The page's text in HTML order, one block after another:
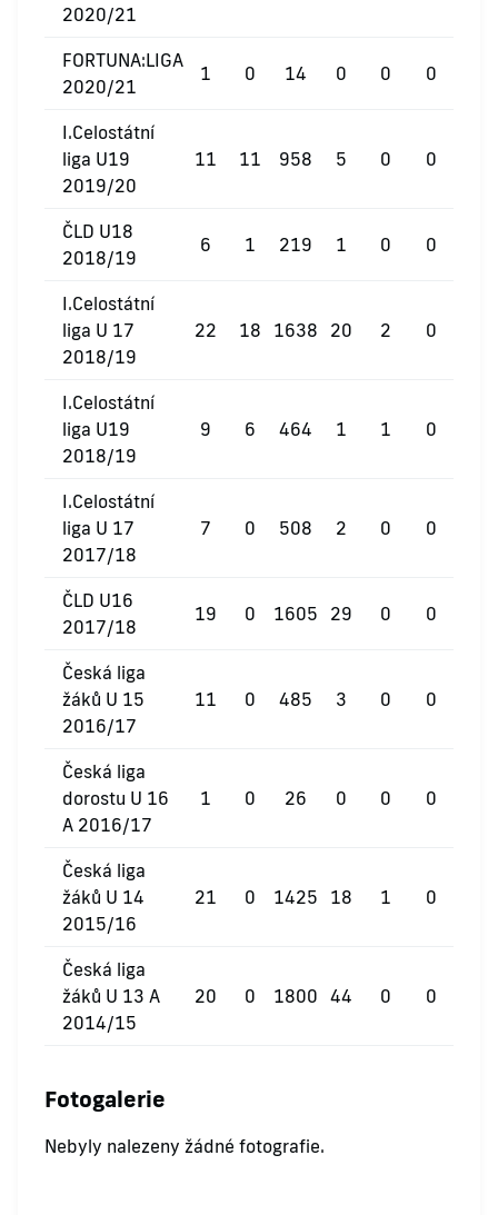
2020/21
FORTUNA:LIGA
2020/21
1 0 14 0 0 0
I.Celostátní
liga U19
2019/20
11 11 958 5 0 0
ČLD U18
2018/19
6 1 219 1 0 0
I.Celostátní
liga U 17
2018/19
22 18 1638 20 2 0
I.Celostátní
liga U19
2018/19
9 6 464 1 1 0
I.Celostátní
liga U 17
2017/18
7 0 508 2 0 0
ČLD U16
2017/18
19 0 1605 29 0 0
Česká liga
žáků U 15
2016/17
11 0 485 3 0 0
Česká liga
dorostu U 16
A 2016/17
1 0 26 0 0 0
Česká liga
žáků U 14
2015/16
21 0 1425 18 1 0
Česká liga
žáků U 13 A
2014/15
20 0 1800 44 0 0
Fotogalerie
Nebyly nalezeny žádné fotografie.